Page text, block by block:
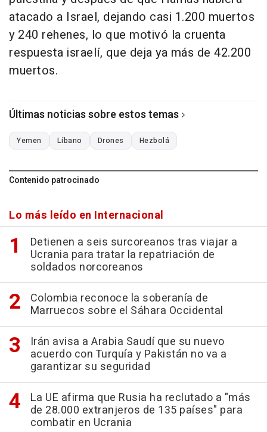
atacado a Israel, dejando casi 1.200 muertos
y 240 rehenes, lo que motivó la cruenta
respuesta israelí, que deja ya más de 42.200
muertos.
Últimas noticias sobre estos temas
Yemen Líbano Drones Hezbolá
Contenido patrocinado
Lo más leído en Internacional
Detienen a seis surcoreanos tras viajar a
Ucrania para tratar la repatriación de
soldados norcoreanos
Colombia reconoce la soberanía de
Marruecos sobre el Sáhara Occidental
Irán avisa a Arabia Saudí que su nuevo
acuerdo con Turquía y Pakistán no va a
garantizar su seguridad
La UE afirma que Rusia ha reclutado a "más
de 28.000 extranjeros de 135 países" para
combatir en Ucrania